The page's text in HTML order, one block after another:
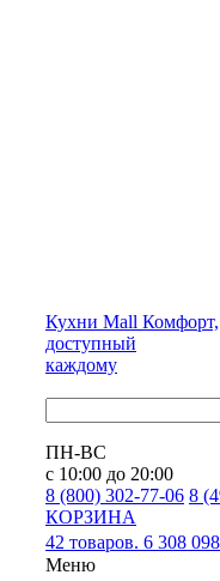
Кухни Mall Комфорт,
доступный
каждому
ПН-ВС
с 10:00 до 20:00
8 (800) 302-77-06 8
КОРЗИНА
42 товаров. 6 308
Меню